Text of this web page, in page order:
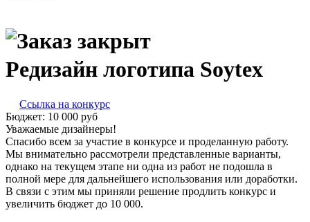
Редизайн логотипа Soytex
Ссылка на конкурс
Бюджет: 10 000 руб
Уважаемые дизайнеры!
Спасибо всем за участие в конкурсе и проделанную работу.
Мы внимательно рассмотрели представленные варианты,
однако на текущем этапе ни одна из работ не подошла в
полной мере для дальнейшего использования или доработки.
В связи с этим мы приняли решение продлить конкурс и
увеличить бюджет до 10 000.